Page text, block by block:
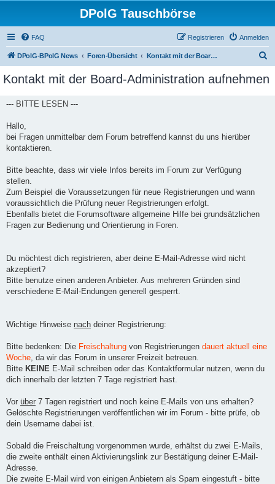
DPolG Tauschbörse
FAQ Anmelden
Registrieren
DPolG-BPolG News Foren-Übersicht Kontakt mit der Board-Administration aufnehmen
c
Kontakt mit der Board-Administration aufnehmen
--- BITTE LESEN ---
Hallo,
bei Fragen unmittelbar dem Forum betreffend kannst du uns hierüber
kontaktieren.
Bitte beachte, dass wir viele Infos bereits im Forum zur Verfügung
stellen.
Zum Beispiel die Voraussetzungen für neue Registrierungen und wann
voraussichtlich die Prüfung neuer Registrierungen erfolgt.
Ebenfalls bietet die Forumsoftware allgemeine Hilfe bei grundsätzlichen
Fragen zur Bedienung und Orientierung in Foren.
Du möchtest dich registrieren, aber deine E-Mail-Adresse wird nicht
akzeptiert?
Bitte benutze einen anderen Anbieter. Aus mehreren Gründen sind
verschiedene E-Mail-Endungen generell gesperrt.
Wichtige Hinweise nach deiner Registrierung:
Bitte bedenken: Die Freischaltung von Registrierungen dauert aktuell eine
Woche, da wir das Forum in unserer Freizeit betreuen.
Bitte KEINE E-Mail schreiben oder das Kontaktformular nutzen, wenn du
dich innerhalb der letzten 7 Tage registriert hast.
Vor über 7 Tagen registriert und noch keine E-Mails von uns erhalten?
Gelöschte Registrierungen veröffentlichen wir im Forum - bitte prüfe, ob
dein Username dabei ist.
Sobald die Freischaltung vorgenommen wurde, erhältst du zwei E-Mails,
die zweite enthält einen Aktivierungslink zur Bestätigung deiner E-Mail-
Adresse.
Die zweite E-Mail wird von einigen Anbietern als Spam eingestuft - bitte